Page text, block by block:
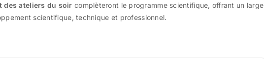
des ateliers du soir complèteront le programme scientifique, offrant un large
scientifique, technique et professionnel.